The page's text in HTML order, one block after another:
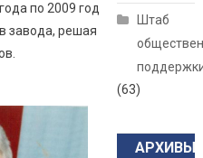
по 2009 год
завода, решая
Штаб
(63)
АРХИВЫ